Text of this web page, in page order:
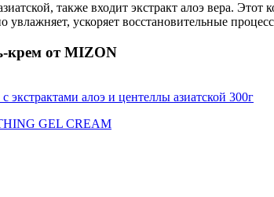
также входит экстракт алоэ вера.
увлажняет, ускоряет восстановительные
крем от MIZON
экстрактами алоэ и центеллы азиатской 300г
GEL CREAM